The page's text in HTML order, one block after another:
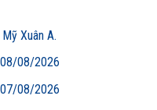
Xuân A.
08/08/2026
07/08/2026